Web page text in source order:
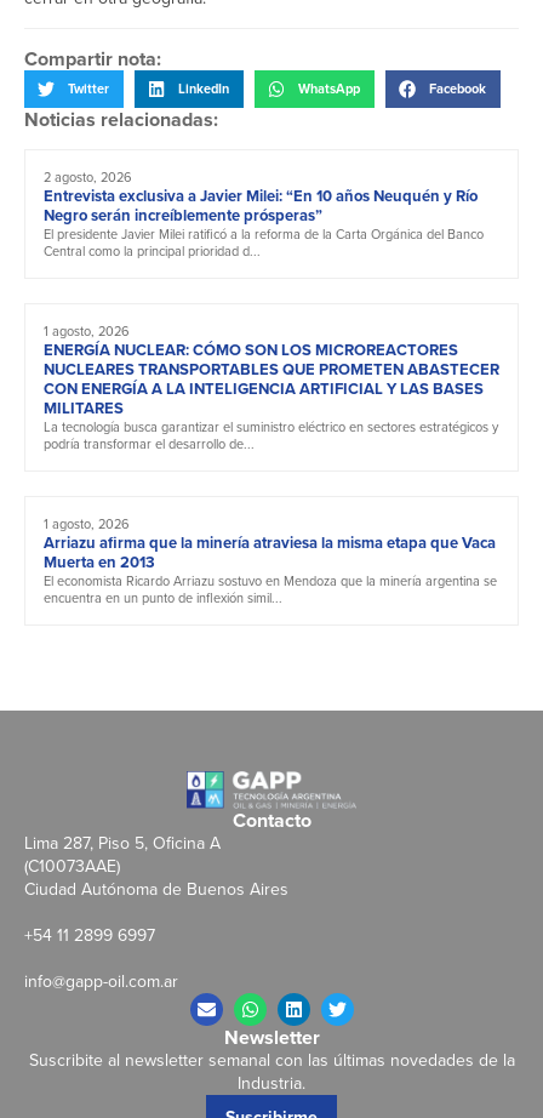
Compartir nota:
Twitter LinkedIn WhatsApp Facebook
Noticias relacionadas:
2 agosto, 2026
Entrevista exclusiva a Javier Milei: “En 10 años Neuquén y Río
Negro serán increíblemente prósperas”
El presidente Javier Milei ratificó a la reforma de la Carta Orgánica del Banco
Central como la principal prioridad d...
1 agosto, 2026
ENERGÍA NUCLEAR: CÓMO SON LOS MICROREACTORES
NUCLEARES TRANSPORTABLES QUE PROMETEN ABASTECER
CON ENERGÍA A LA INTELIGENCIA ARTIFICIAL Y LAS BASES
MILITARES
La tecnología busca garantizar el suministro eléctrico en sectores estratégicos y
podría transformar el desarrollo de...
1 agosto, 2026
Arriazu afirma que la minería atraviesa la misma etapa que Vaca
Muerta en 2013
El economista Ricardo Arriazu sostuvo en Mendoza que la minería argentina se
encuentra en un punto de inflexión simil...
Contacto
Lima 287, Piso 5, Oficina A
(C10073AAE)
Ciudad Autónoma de Buenos Aires
+54 11 2899 6997
info@gapp-oil.com.ar
Newsletter
Suscribite al newsletter semanal con las últimas novedades de la
Industria.